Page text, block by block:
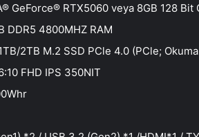
GeForce® RTX5060 veya 8GB 128 Bit
DDR5 4800MHZ RAM
2TB M.2 SSD PCle 4.0 (PCle;
FHD IPS 350NIT